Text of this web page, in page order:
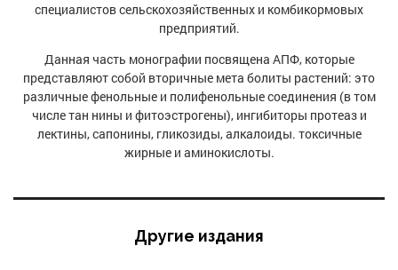
специалистов сельскохозяйственных и комбикормовых
предприятий.
Данная часть монографии посвящена АПФ, которые
представляют собой вторичные мета болиты растений: это
различные фенольные и полифенольные соединения (в том
числе тан нины и фитоэстрогены), ингибиторы протеаз и
лектины, сапонины, гликозиды, алкалоиды. токсичные
жирные и аминокислоты.
Другие издания